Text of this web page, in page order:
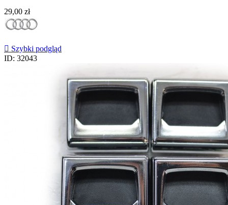
Cena
29,00 zł
 Szybki podgląd
ID: 32043